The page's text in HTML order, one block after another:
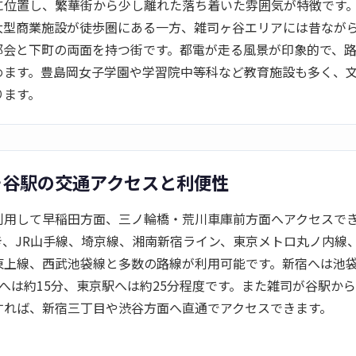
置し、繁華街から少し離れた落ち着いた雰囲気が特徴です
商業施設が徒歩圏にある一方、雑司ヶ谷エリアには昔なが
と下町の両面を持つ街です。都電が走る風景が印象的で、
す。豊島岡女子学園や学習院中等科など教育施設も多く、
す。
駅の交通アクセスと利便性
して早稲田方面、三ノ輪橋・荒川車庫前方面へアクセスで
JR山手線、埼京線、湘南新宿ライン、東京メトロ丸ノ内線
線、西武池袋線と多数の路線が利用可能です。新宿へは池
は約15分、東京駅へは約25分程度です。また雑司が谷駅か
ば、新宿三丁目や渋谷方面へ直通でアクセスできます。